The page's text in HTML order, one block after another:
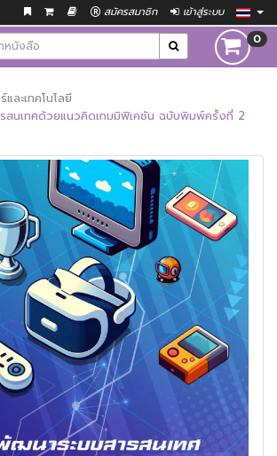
สมัครสมาชิก เข้าสู่ระบบ
0
ละเทคโนโลยี
สนเทศด้วยแนวคิดเกมมิฟิเคชัน ฉบับพิมพ์ครั้งที่ 2